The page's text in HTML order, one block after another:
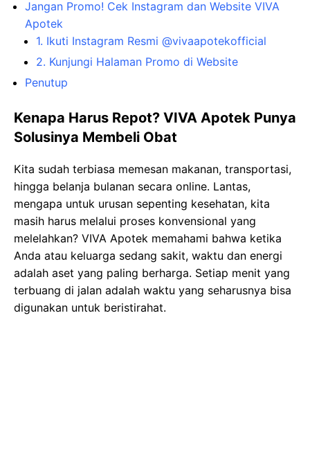
Jangan Promo! Cek Instagram dan Website VIVA
Apotek
1. Ikuti Instagram Resmi @vivaapotekofficial
2. Kunjungi Halaman Promo di Website
Penutup
Kenapa Harus Repot? VIVA Apotek Punya
Solusinya Membeli Obat
Kita sudah terbiasa memesan makanan, transportasi,
hingga belanja bulanan secara online. Lantas,
mengapa untuk urusan sepenting kesehatan, kita
masih harus melalui proses konvensional yang
melelahkan? VIVA Apotek memahami bahwa ketika
Anda atau keluarga sedang sakit, waktu dan energi
adalah aset yang paling berharga. Setiap menit yang
terbuang di jalan adalah waktu yang seharusnya bisa
digunakan untuk beristirahat.